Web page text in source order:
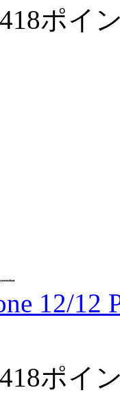
418ポイ
12/12
418ポイ